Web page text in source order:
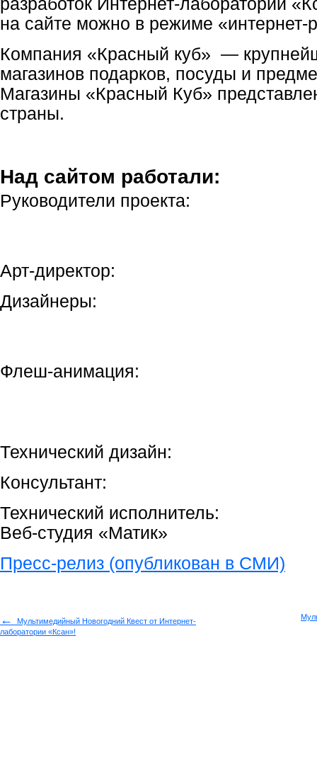
разработок Интернет-лаборатории
на сайте можно в режиме «интернет-
Компания «Красный куб» —
магазинов подарков, посуды и
Магазины «Красный Куб»
страны.
Над сайтом работали:
Руководители проекта:
Арт-директор:
Дизайнеры:
Флеш-анимация:
Технический дизайн:
Консультант:
Технический исполнитель:
Веб-студия «Матик»
Пресс-релиз (опубликован в СМИ)
←
Мультимедийный Новогодний Квест от Интернет-
лаборатории «Ксан»!